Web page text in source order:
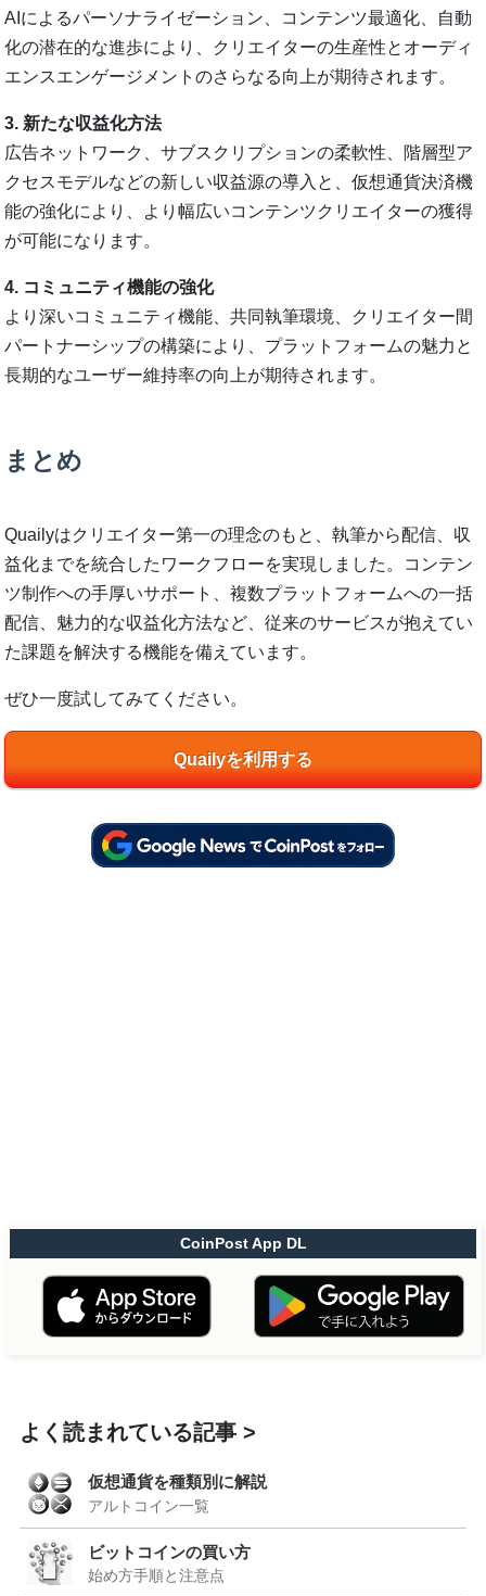
AIによるパーソナライゼーション、コンテンツ最適化、自動
化の潜在的な進歩により、クリエイターの生産性とオーディ
エンスエンゲージメントのさらなる向上が期待されます。
3. 新たな収益化方法
広告ネットワーク、サブスクリプションの柔軟性、階層型ア
クセスモデルなどの新しい収益源の導入と、仮想通貨決済機
能の強化により、より幅広いコンテンツクリエイターの獲得
が可能になります。
4. コミュニティ機能の強化
より深いコミュニティ機能、共同執筆環境、クリエイター間
パートナーシップの構築により、プラットフォームの魅力と
長期的なユーザー維持率の向上が期待されます。
まとめ
Quailyはクリエイター第一の理念のもと、執筆から配信、収
益化までを統合したワークフローを実現しました。コンテン
ツ制作への手厚いサポート、複数プラットフォームへの一括
配信、魅力的な収益化方法など、従来のサービスが抱えてい
た課題を解決する機能を備えています。
ぜひ一度試してみてください。
Quailyを利用する
CoinPost App DL
よく読まれている記事
仮想通貨を種類別に解説
アルトコイン一覧
ビットコインの買い方
始め方手順と注意点